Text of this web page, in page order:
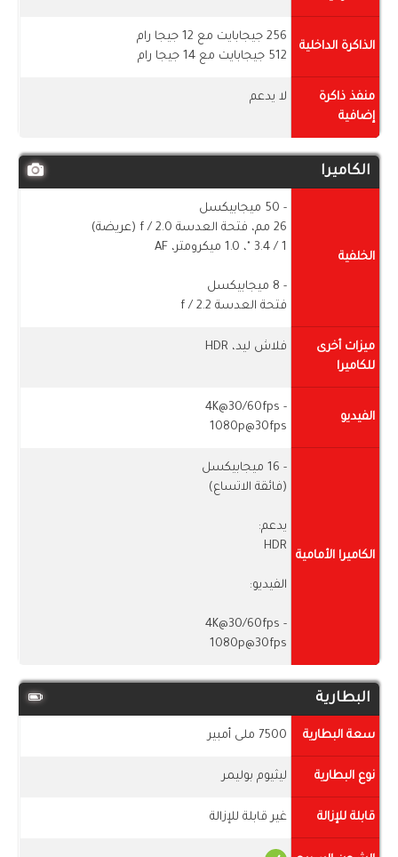
الذاكرة الداخلية
256 جيجابايت مع 12 جيجا رام
512 جيجابايت مع 14 جيجا رام
منفذ ذاكرة
إضافية
لا يدعم
الكاميرا
الخلفية
- 50 ميجابيكسل
26 مم، فتحة العدسة f / 2.0 (عريضة)
1 / ​​3.4 "، 1.0 ميكرومتر، AF
- 8 ميجابيكسل
فتحة العدسة f / 2.2
ميزات أخرى
للكاميرا
فلاش ليد، HDR
الفيديو
- 4K@30/60fps
1080p@30fps
الكاميرا الأمامية
- 16 ميجابيكسل
(فائقة الاتساع)
يدعم:
HDR
الفيديو:
- 4K@30/60fps
1080p@30fps
البطارية
سعة البطارية 7500 ملى أمبير
نوع البطارية ليثيوم بوليمر
قابلة للإزالة غير قابلة للإزالة